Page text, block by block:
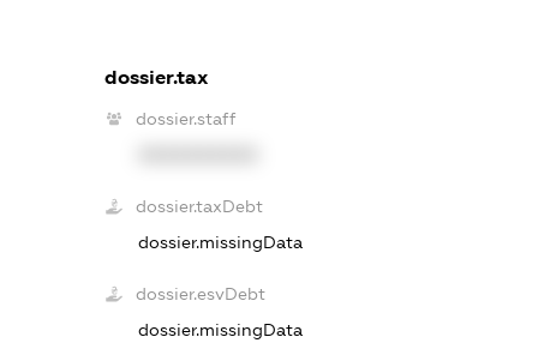
dossier.tax
dossier.staff
dossier.taxDebt
dossier.missingData
dossier.esvDebt
dossier.missingData